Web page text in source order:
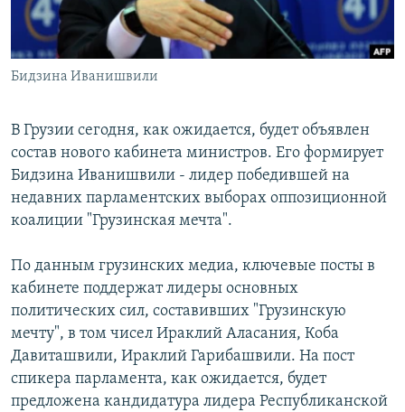
Бидзина Иванишвили
В Грузии сегодня, как ожидается, будет объявлен
состав нового кабинета министров. Его формирует
Бидзина Иванишвили - лидер победившей на
недавних парламентских выборах оппозиционной
коалиции "Грузинская мечта".
По данным грузинских медиа, ключевые посты в
кабинете поддержат лидеры основных
политических сил, составивших "Грузинскую
мечту", в том чисел Ираклий Аласания, Коба
Давиташвили, Ираклий Гарибашвили. На пост
спикера парламента, как ожидается, будет
предложена кандидатура лидера Республиканской